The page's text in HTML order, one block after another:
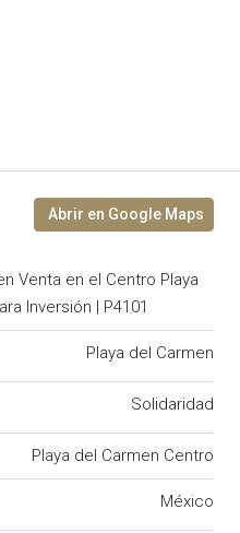
Venta en el Centro Playa
Inversión | P4101
Playa del Carmen
Solidaridad
Playa del Carmen Centro
México